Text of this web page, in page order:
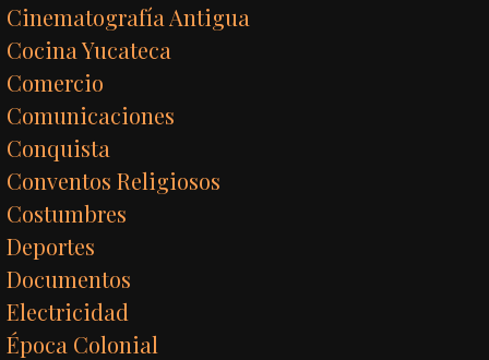
Cinematografía Antigua
Cocina Yucateca
Comercio
Comunicaciones
Conquista
Conventos Religiosos
Costumbres
Deportes
Documentos
Electricidad
Época Colonial